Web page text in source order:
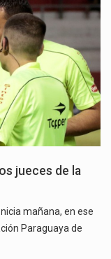
jueces de la
mañana, en ese
Paraguaya de